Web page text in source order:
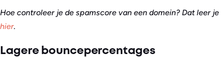
Hoe controleer je de spamscore van een domein? Dat leer je
hier.
Lagere bouncepercentages